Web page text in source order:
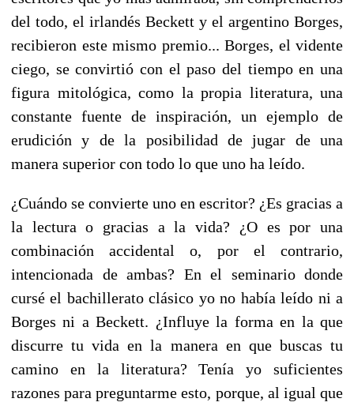
del todo, el irlandés Beckett y el argentino Borges,
recibieron este mismo premio... Borges, el vidente
ciego, se convirtió con el paso del tiempo en una
figura mitológica, como la propia literatura, una
constante fuente de inspiración, un ejemplo de
erudición y de la posibilidad de jugar de una
manera superior con todo lo que uno ha leído.
¿Cuándo se convierte uno en escritor? ¿Es gracias a
la lectura o gracias a la vida? ¿O es por una
combinación accidental o, por el contrario,
intencionada de ambas? En el seminario donde
cursé el bachillerato clásico yo no había leído ni a
Borges ni a Beckett. ¿Influye la forma en la que
discurre tu vida en la manera en que buscas tu
camino en la literatura? Tenía yo suficientes
razones para preguntarme esto, porque, al igual que